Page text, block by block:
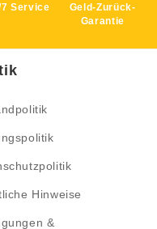
7 Service
Geld-Zurück-
Garantie
Hinweise
&